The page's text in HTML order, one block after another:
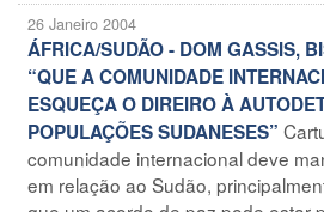
26 Janeiro 2004
ÁFRICA/SUDÃO - DOM GASSIS,
“QUE A COMUNIDADE
ESQUEÇA O DIREIRO À
POPULAÇÕES SUDANESES”
comunidade internacional deve
em relação ao Sudão,